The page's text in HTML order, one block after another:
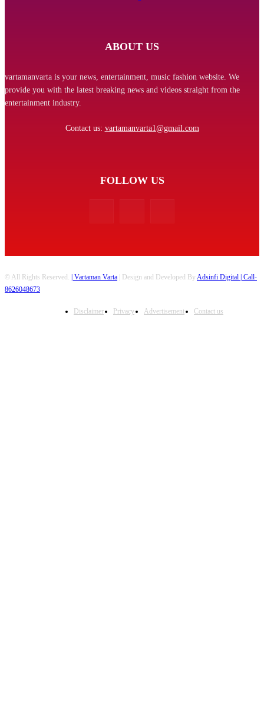
ABOUT US
vartamanvarta is your news, entertainment, music fashion website. We
provide you with the latest breaking news and videos straight from the
entertainment industry.
Contact us: vartamanvarta1@gmail.com
FOLLOW US
© All Rights Reserved. | Vartaman Varta | Design and Developed ByAdsinfi Digital | Call-
8626048673
Disclaimer Privacy Advertisement Contact us